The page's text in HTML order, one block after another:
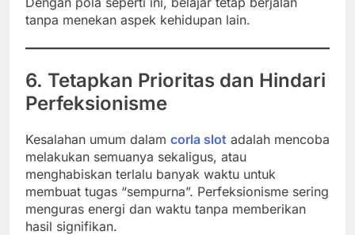
tanpa menekan aspek kehidupan lain.
6. Tetapkan Prioritas dan Hindari
Perfeksionisme
Kesalahan umum dalam corla slot adalah mencoba
melakukan semuanya sekaligus, atau
menghabiskan terlalu banyak waktu untuk
membuat tugas “sempurna”. Perfeksionisme sering
menguras energi dan waktu tanpa memberikan
hasil signifikan.